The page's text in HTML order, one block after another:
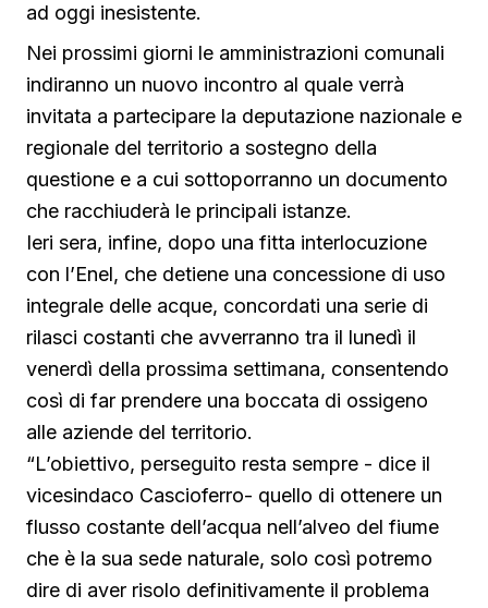
ad oggi inesistente.
Nei prossimi giorni le amministrazioni comunali
indiranno un nuovo incontro al quale verrà
invitata a partecipare la deputazione nazionale e
regionale del territorio a sostegno della
questione e a cui sottoporranno un documento
che racchiuderà le principali istanze.
Ieri sera, infine, dopo una fitta interlocuzione
con l’Enel, che detiene una concessione di uso
integrale delle acque, concordati una serie di
rilasci costanti che avverranno tra il lunedì il
venerdì della prossima settimana, consentendo
così di far prendere una boccata di ossigeno
alle aziende del territorio.
“L’obiettivo, perseguito resta sempre - dice il
vicesindaco Cascioferro- quello di ottenere un
flusso costante dell’acqua nell’alveo del fiume
che è la sua sede naturale, solo così potremo
dire di aver risolo definitivamente il problema